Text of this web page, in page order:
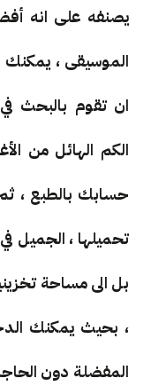
يصنفه على انه
الموسيقى ، يمكنك
ان تقوم بالبحث
الكم الهائل من
حسابك بالطبع ،
تحميلها ، الجميل
، بحيث يمكنك
المفضلة دون